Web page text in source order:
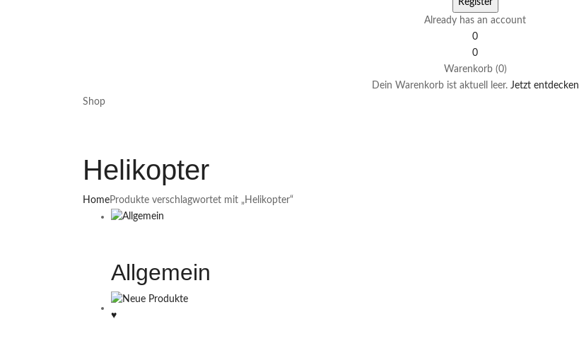
Already has an account
0
0
Warenkorb (0)
Dein Warenkorb ist aktuell leer. Jetzt entdecken
Shop
Helikopter
HomeProdukte verschlagwortet mit „Helikopter“
Allgemein